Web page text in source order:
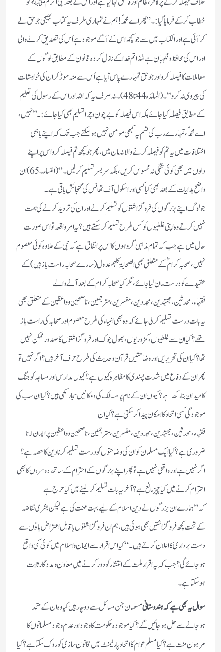
خطاب کرکے فرمایا گیا:۔”پھر اے محمدؐ! ہم نے تمہاری طرف یہ کتاب بھیجی جو حق لے
کر آئی ہے اور الکتاب میں سے جو کچھ اس کے آگے موجود ہے اُس کی تصدیق کرنے والی
اور اس کی محافظ و نگہبان ہے لہٰذا تم خدا کے نازل کردہ قانون کے مطابق لوگوں کے
معاملات کا فیصلہ کرو اور جو حق تمہارے پاس آیا ہے اُس سے منہ موڑ کر ان کی خواہشات
کی پیروی نہ کرو“۔(المائدہ 44تا48)۔نہ صرف یہ کہ اللہ اور اس کے رسول کی تعلیم
کے مطابق فیصلہ کیا جائے بلکہ اس فیصلہ کو بے چون و چرا تسلیم بھی کیا جائے:۔”نہیں،
اے محمدؐ، تمہارے رب کی قسم یہ کبھی مومن نہیں ہو سکتے جب تک کہ اپنے باہمی
اختلافات میں یہ تم کو فیصلہ کرنے والا نہ مان لیں، پھر جو کچھ تم فیصلہ کرو اس پر اپنے
دلوں میں بھی کوئی تنگی نہ محسوس کریں، بلکہ سر بسر تسلیم کر لیں۔“(النساء۔65)ان
واضح ہدایات کے بعد بھی کیا کسی اور اسکول آف تھاٹس کی گنجائش باقی ہے۔
جو لوگ اپنے بزرگوں کی فروگزاشتوں کو تسلیم کرنے اور ان کی تردید کرنے کی ہمت
نہیں کرتے وہ اپنی غلطیوں کو کس طرح تسلیم کرسکتے ہیں؟یہ امر واقعہ تو اس صورت
حال میں ہے جب کہ تمام مذہبی گروہوں کا اس پر اتفاق ہے کہ نبی کے علاوہ کوئی معصوم
نہیں، صحابہ کرام ؓ کے متعلق بھی الصحابۃکلہم عدول (سارے صحابہ راست باز ہیں)کے
عقیدے کو درست مان لیا جائے،مگر کیا صحابہ کرام کے بعد آنے والے
فقہاء،محدثین،مجتہدین،مجددین،مفسرین، مترجمین،ناصحین و واعظین کے متعلق بھی
یہ بات درست تسلیم کرلی جائے کہ وہ بھی انبیاء کی طرح معصوم اور صحابہ کی راست باز
تھے؟کیا ان سے غلطیوں،کمزوریوں،بھول چوک اور فروگزاشتوں کا صدور ممکن نہیں
تھا؟کیا ان کی تحریریں اور وضاحتیں قرآن و حدیث کی طرح حرف آخر ہیں؟اگر نہیں تو
پھر ان کے دفاع میں شدت پسندی کا مظاہرہ کیوں ہے؟کیوں مدارس اور مساجد کو جنگ
کا میدان بنا رکھا ہے؟کیوں ان کے نام پر مسالک کی دوکانیں سجا رکھی ہیں؟کیا ان سب کی
موجودگی کسی اتحاد کا امکان پیدا کرسکتی ہے؟کیا ان
فقہاء،محدثین،مجتہدین،مجددین،مفسرین، مترجمین،ناصحین و واعظین پر ایمان لانا
ضروری ہے؟کیا ایک مسلمان کو ان کی وضاحتوں کو درست تسلیم کرنا دین کا حصہ ہے؟
اگر نہیں ہے اور واقعی نہیں ہے تو پھر اپنے بزرگوں کے احترام کے ساتھ دوسروں کا بھی
احترام کرنے میں کیا چیز مانع ہے؟آخر یہ بات تسلیم کرلینے میں کیا حرج ہے
کہ”ہمارے ان بزرگوں نے دین اسلام کے لیے بہت محنت کی ہے لیکن بشری تقاضہ
کے تحت کچھ فروگزاشتیں بھی ہوئی ہیں،ہم ان فروگزاشتوں یا قابل اعتراض باتوں سے
دست برداری کا اعلان کرتے ہیں۔“کیا اس اقرار سے ایمان و اسلام میں کوئی کمی واقع
ہوجائے گی؟جب کہ یہ اقرار ملت کے انتشار کو دور کرنے میں معاون و مدد گار ثابت
ہوسکتا ہے۔
سوال یہ بھی ہے کہ ہندوستانیمسلمان جن مسائل سے دوچار ہیں کیا وہ ان کے متحد
ہوجانے سے حل ہوجائیں گے؟کیا موجودہ حکومت کا وجود اور عدم وجود مسلمانوں کا
مرہون منت ہے؟کیا مسلم عوام کا اتحاد پارلیمنٹ میں قانون سازی کو روک سکتا ہے؟کیا